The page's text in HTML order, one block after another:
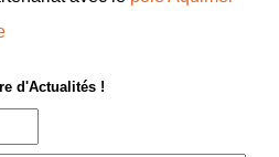
d'Actualités !